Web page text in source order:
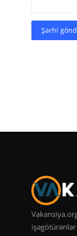
Şərhi